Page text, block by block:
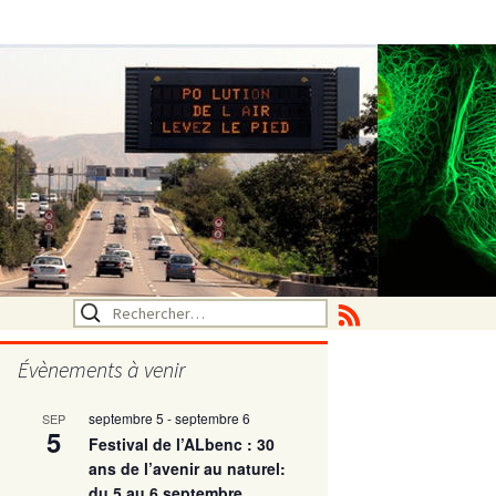
Rechercher :
Évènements à venir
SEP
5
septembre 5 -septembre 6
Festival de l’ALbenc : 30
ans de l’avenir au naturel: